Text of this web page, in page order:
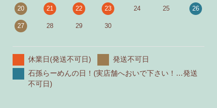
20 21 22 23 24 25 26
27 28 29 30
休業日(発送不可日)
発送不可日
石孫らーめんの日！(実店舗へおいで下さい！…発送
不可日)